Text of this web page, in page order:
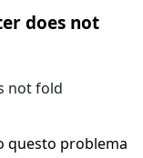
does not
not fold
questo problema